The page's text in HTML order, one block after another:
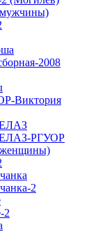
2008
Виктория
РГУОР
2
2